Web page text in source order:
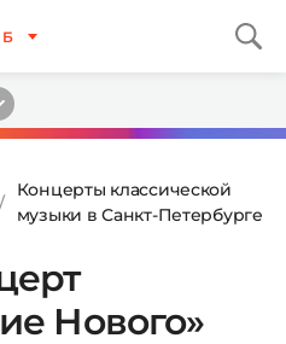
Концерты классической
музыки в Санкт-Петербурге
Нового»